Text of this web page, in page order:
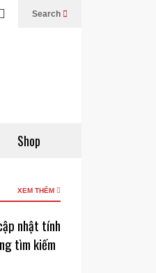
Search
Shop
XEM THÊM
nhật tính
tìm kiếm